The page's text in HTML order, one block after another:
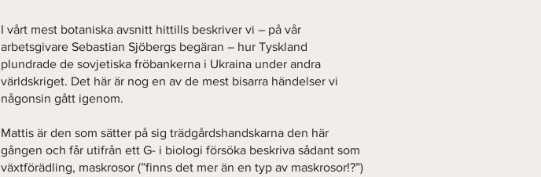
I vårt mest botaniska avsnitt hittills beskriver vi – på vår
arbetsgivare Sebastian Sjöbergs begäran – hur Tyskland
plundrade de sovjetiska fröbankerna i Ukraina under andra
världskriget. Det här är nog en av de mest bisarra händelser vi
någonsin gått igenom.
Mattis är den som sätter på sig trädgårdshandskarna den här
gången och får utifrån ett G- i biologi försöka beskriva sådant som
växtförädling, maskrosor (”finns det mer än en typ av maskrosor!?”)